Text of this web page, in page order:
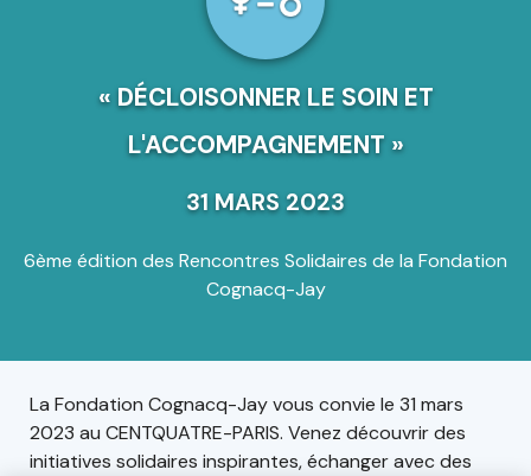
« DÉCLOISONNER LE SOIN ET
L'ACCOMPAGNEMENT »
31 MARS 2023
6ème édition des Rencontres Solidaires de la Fondation
Cognacq-Jay
La Fondation Cognacq-Jay vous convie le 31 mars
2023 au CENTQUATRE-PARIS. Venez découvrir des
initiatives solidaires inspirantes, échanger avec des